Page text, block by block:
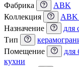
Фабрика
ABK
Коллекция
ABK
Назначение
для
Тип
Помещение
для
кухни